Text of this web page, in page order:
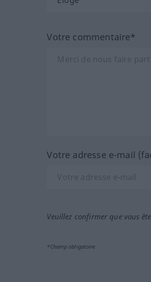
Votre commentaire*
Votre adresse e-mail
Veuillez confirmer que vous
*Champ obligatoire